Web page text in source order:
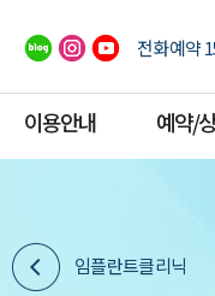
전화예약
이용안내 예약/
임플란트클리닉